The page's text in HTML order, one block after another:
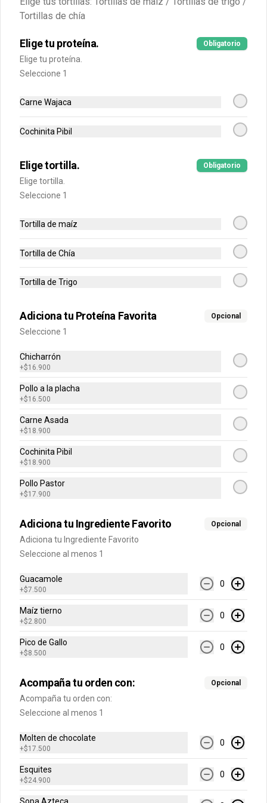
Chipotle
$31.500
Pibil
$33.500
Postre Ver más
compartir
helado
Bebidas Ver más
Jamaica
$10.900
Conócenos
Cobertura
Política de Protección de Datos Personales LA RECETA Y CIA
S.A.S
Términos y Condiciones de las Promociones
Tortillas de chía
Elige tu proteína. Obligatorio
Elige tu proteína.
Seleccione 1
Carne Wajaca
Cochinita Pibil
Elige tortilla. Obligatorio
Elige tortilla.
Seleccione 1
Tortilla de maíz
Tortilla de Chía
Tortilla de Trigo
Adiciona tu Proteína Favorita Opcional
Seleccione 1
Chicharrón
+$16.900
Pollo a la placha
+$16.500
Carne Asada
+$18.900
Cochinita Pibil
+$18.900
Pollo Pastor
+$17.900
Adiciona tu Ingrediente Favorito Opcional
Adiciona tu Ingrediente Favorito
Seleccione al menos 1
Guacamole
+$7.500
0
Maíz tierno
+$2.800
0
Pico de Gallo
+$8.500
0
Acompaña tu orden con: Opcional
Acompaña tu orden con:
Seleccione al menos 1
Molten de chocolate
+$17.500
0
Esquites
+$24.900
0